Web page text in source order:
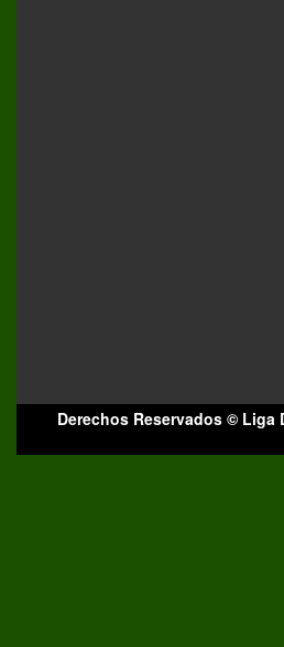
Derechos Reservados © Liga